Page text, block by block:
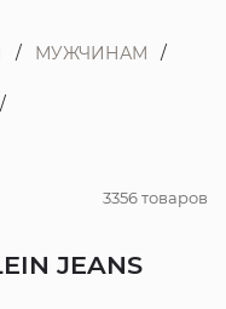
МУЖЧИНАМ
3356 товаров
JEANS